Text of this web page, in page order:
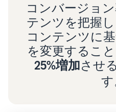
コンバージョ
テンツを把握
コンテンツに
を変更すること
25%増加させ
す